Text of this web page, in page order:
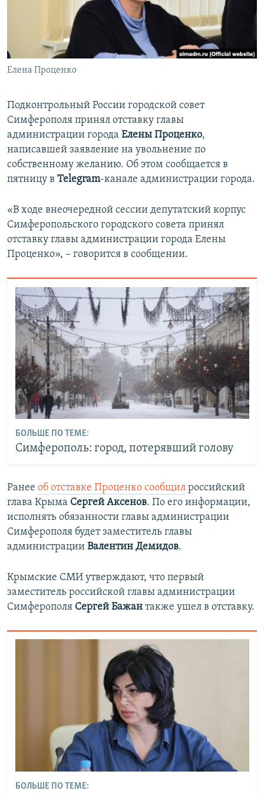
ПОБЕДИТЕЛЕЙ НЕ СУДЯТ?
КРЫМ.НЕПОКОРЕННЫЙ
УКРАИНСКАЯ ПРОБЛЕМА КРЫМА
ПРИСОЕДИНЯЙТЕСЬ!
Елена Проценко
Подконтрольный России городской совет
Симферополя принял отставку главы
администрации города Елены Проценко,
написавшей заявление на увольнение по
собственному желанию. Об этом сообщается в
пятницу в Telegram-канале администрации города.
«В ходе внеочередной сессии депутатский корпус
Симферопольского городского совета принял
отставку главы администрации города Елены
Проценко», – говорится в сообщении.
БОЛЬШЕ ПО ТЕМЕ:
Симферополь: город, потерявший голову
Ранее об отставке Проценко сообщил российский
глава Крыма Сергей Аксенов. По его информации,
исполнять обязанности главы администрации
Симферополя будет заместитель главы
администрации Валентин Демидов.
Крымские СМИ утверждают, что первый
заместитель российской главы администрации
Симферополя Сергей Бажан также ушел в отставку.
БОЛЬШЕ ПО ТЕМЕ: